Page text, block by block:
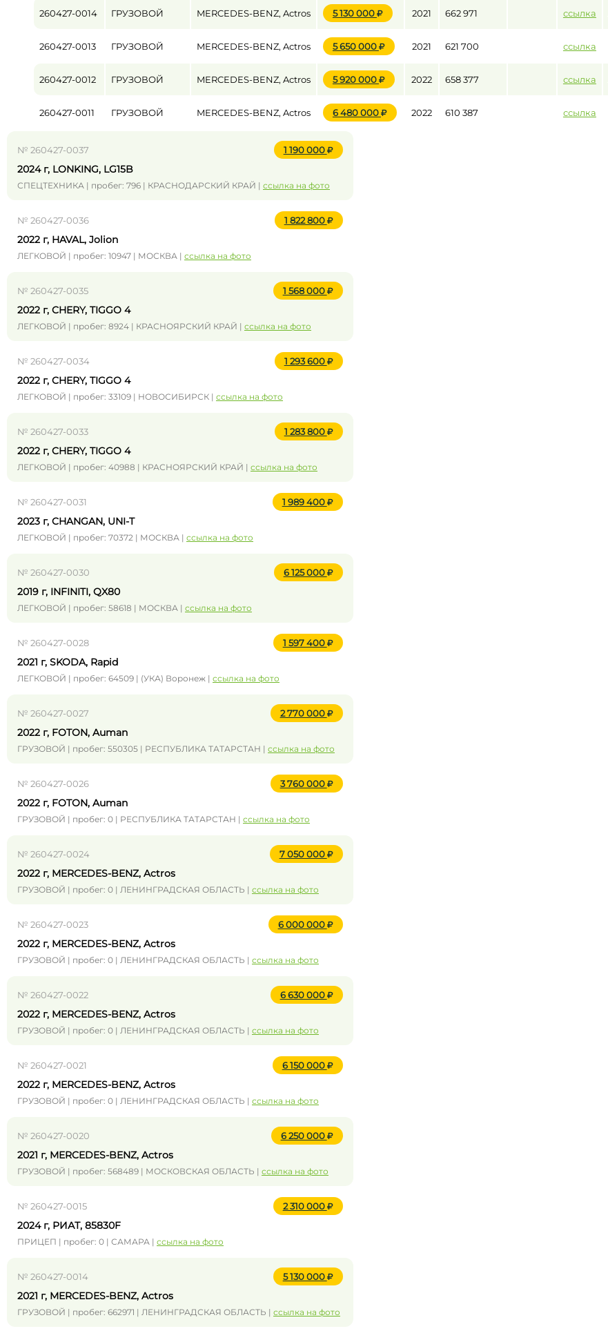
260427-0014 ГРУЗОВОЙ MERCEDES-BENZ, Actros 5 130 000 2021 662 971 ссылка
260427-0013 ГРУЗОВОЙ MERCEDES-BENZ, Actros 5 650 000 2021 621 700 ссылка
260427-0012 ГРУЗОВОЙ MERCEDES-BENZ, Actros 5 920 000 2022 658 377 ссылка
260427-0011 ГРУЗОВОЙ MERCEDES-BENZ, Actros 6 480 000 2022 610 387 ссылка
№ 260427-0037 1 190 000
2024 г, LONKING, LG15B
СПЕЦТЕХНИКА | пробег: 796 | КРАСНОДАРСКИЙ КРАЙ | ссылка на фото
№ 260427-0036 1 822 800
2022 г, HAVAL, Jolion
ЛЕГКОВОЙ | пробег: 10947 | МОСКВА | ссылка на фото
№ 260427-0035 1 568 000
2022 г, CHERY, TIGGO 4
ЛЕГКОВОЙ | пробег: 8924 | КРАСНОЯРСКИЙ КРАЙ | ссылка на фото
№ 260427-0034 1 293 600
2022 г, CHERY, TIGGO 4
ЛЕГКОВОЙ | пробег: 33109 | НОВОСИБИРСК | ссылка на фото
№ 260427-0033 1 283 800
2022 г, CHERY, TIGGO 4
ЛЕГКОВОЙ | пробег: 40988 | КРАСНОЯРСКИЙ КРАЙ | ссылка на фото
№ 260427-0031 1 989 400
2023 г, CHANGAN, UNI-T
ЛЕГКОВОЙ | пробег: 70372 | МОСКВА | ссылка на фото
№ 260427-0030 6 125 000
2019 г, INFINITI, QX80
ЛЕГКОВОЙ | пробег: 58618 | МОСКВА | ссылка на фото
№ 260427-0028 1 597 400
2021 г, SKODA, Rapid
ЛЕГКОВОЙ | пробег: 64509 | (УКА) Воронеж | ссылка на фото
№ 260427-0027 2 770 000
2022 г, FOTON, Auman
ГРУЗОВОЙ | пробег: 550305 | РЕСПУБЛИКА ТАТАРСТАН | ссылка на фото
№ 260427-0026 3 760 000
2022 г, FOTON, Auman
ГРУЗОВОЙ | пробег: 0 | РЕСПУБЛИКА ТАТАРСТАН | ссылка на фото
№ 260427-0024 7 050 000
2022 г, MERCEDES-BENZ, Actros
ГРУЗОВОЙ | пробег: 0 | ЛЕНИНГРАДСКАЯ ОБЛАСТЬ | ссылка на фото
№ 260427-0023 6 000 000
2022 г, MERCEDES-BENZ, Actros
ГРУЗОВОЙ | пробег: 0 | ЛЕНИНГРАДСКАЯ ОБЛАСТЬ | ссылка на фото
№ 260427-0022 6 630 000
2022 г, MERCEDES-BENZ, Actros
ГРУЗОВОЙ | пробег: 0 | ЛЕНИНГРАДСКАЯ ОБЛАСТЬ | ссылка на фото
№ 260427-0021 6 150 000
2022 г, MERCEDES-BENZ, Actros
ГРУЗОВОЙ | пробег: 0 | ЛЕНИНГРАДСКАЯ ОБЛАСТЬ | ссылка на фото
№ 260427-0020 6 250 000
2021 г, MERCEDES-BENZ, Actros
ГРУЗОВОЙ | пробег: 568489 | МОСКОВСКАЯ ОБЛАСТЬ | ссылка на фото
№ 260427-0015 2 310 000
2024 г, РИАТ, 85830F
ПРИЦЕП | пробег: 0 | САМАРА | ссылка на фото
№ 260427-0014 5 130 000
2021 г, MERCEDES-BENZ, Actros
ГРУЗОВОЙ | пробег: 662971 | ЛЕНИНГРАДСКАЯ ОБЛАСТЬ | ссылка на фото